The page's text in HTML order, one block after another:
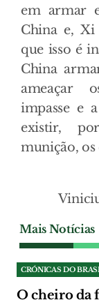
em armar
China e,
que isso é
China
ameaçar
impasse e
existir,
munição, os
Mais Notícias
CRÓNICAS DO
O cheiro da